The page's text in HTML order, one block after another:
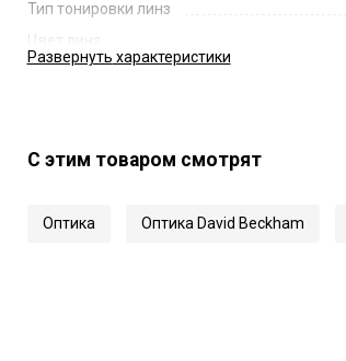
Тип тонировки линз
Цвет линз
Длина заушника
Артикул
Развернуть характеристики
С этим товаром смотрят
Оптика Оптика David Beckham